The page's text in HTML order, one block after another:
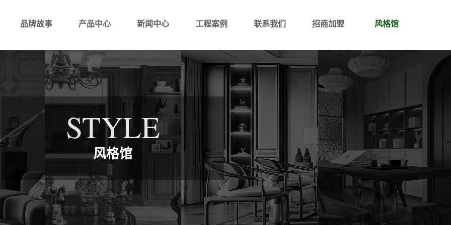
品牌故事 产品中心 新闻中心 工程案例 联系我们 招商加盟 风格馆
STYLE
风格馆